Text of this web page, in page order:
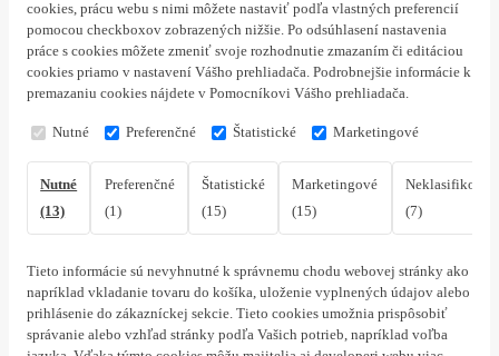
cookies, prácu webu s nimi môžete nastaviť podľa vlastných preferencií
pomocou checkboxov zobrazených nižšie. Po odsúhlasení nastavenia
práce s cookies môžete zmeniť svoje rozhodnutie zmazaním či editáciou
cookies priamo v nastavení Vášho prehliadača. Podrobnejšie informácie k
premazaniu cookies nájdete v Pomocníkovi Vášho prehliadača.
Nutné Preferenčné Štatistické Marketingové
Nutné
(13)
Preferenčné
(1)
Štatistické
(15)
Marketingové
(15)
(7)
Tieto informácie sú nevyhnutné k správnemu chodu webovej stránky ako
napríklad vkladanie tovaru do košíka, uloženie vyplnených údajov alebo
prihlásenie do zákazníckej sekcie. Tieto cookies umožnia prispôsobiť
správanie alebo vzhľad stránky podľa Vašich potrieb, napríklad voľba